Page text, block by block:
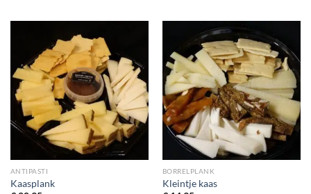
ANTIPASTI
Kaasplank
BORRELPLANK
Kleintje kaas